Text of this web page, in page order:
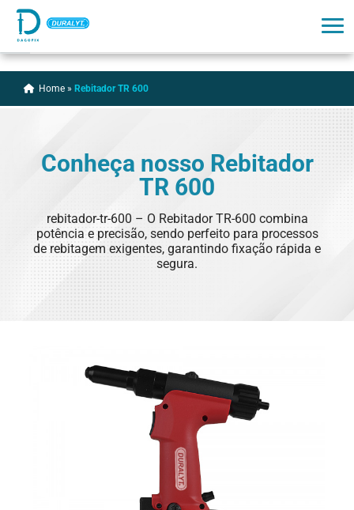
Home » Rebitador TR 600
Conheça nosso Rebitador
TR 600
rebitador-tr-600 – O Rebitador TR-600 combina
potência e precisão, sendo perfeito para processos
de rebitagem exigentes, garantindo fixação rápida e
segura.